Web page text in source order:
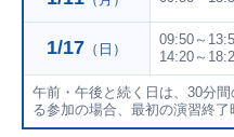
1/17 （日）
09:50～
14:20～
午前・午後と続く日は、30分
る参加の場合、最初の演習終了